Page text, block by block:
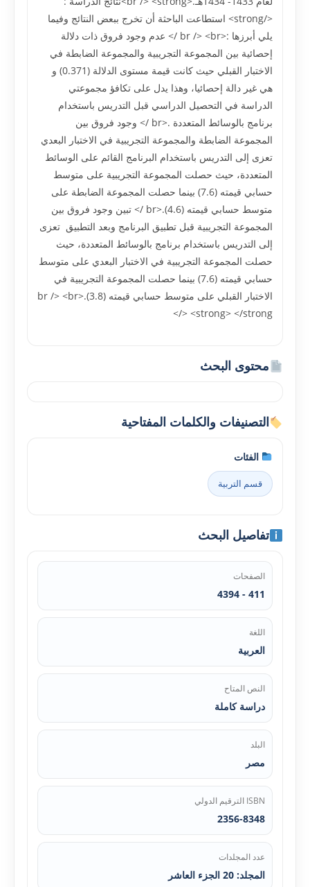
</strong> استطاعت الباحثة أن تخرج ببعض النتائج وفيما
يلي أبرزها :<br /> <br /> عدم وجود فروق ذات دلالة
إحصائية بين المجموعة التجريبية والمجموعة الضابطة في
الاختبار القبلي حيث کانت قيمة مستوى الدلالة (0.371) و
هي غير دالة إحصائيا، وهذا يدل على تکافؤ مجموعتي
الدراسة في التحصيل الدراسي قبل التدريس باستخدام
برنامج بالوسائط المتعددة .<br /> وجود فروق بين
المجموعة الضابطة والمجموعة التجريبية في الاختبار البعدي
تعزى إلى التدريس باستخدام البرنامج القائم على الوسائط
المتعددة، حيث حصلت المجموعة التجريبية على متوسط
حسابي قيمته (7.6) بينما حصلت المجموعة الضابطة على
متوسط حسابي قيمته (4.6).<br /> تبين وجود فروق بين
المجموعة التجريبية قبل تطبيق البرنامج وبعد التطبيق تعزى
إلى التدريس باستخدام برنامج بالوسائط المتعددة، حيث
حصلت المجموعة التجريبية في الاختبار البعدي على متوسط
حسابي قيمته (7.6) بينما حصلت المجموعة التجريبية في
الاختبار القبلي على متوسط حسابي قيمته (3.8).<br /> <br
/> <strong> </strong>
محتوى البحث
التصنيفات والكلمات المفتاحية
الفئات
قسم التربية
تفاصيل البحث
الصفحات
411 - 4394
اللغة
العربية
النص المتاح
دراسة كاملة
البلد
مصر
ISBN الترقيم الدولي
2356-8348
عدد المجلدات
المجلد: 20 الجزء العاشر